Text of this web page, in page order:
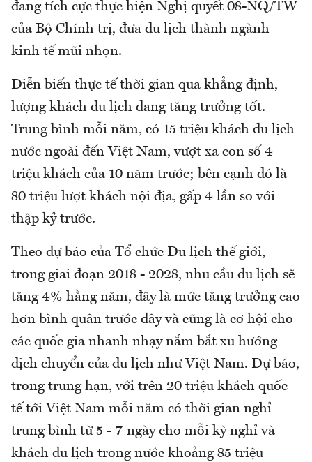
đang tích cực thực hiện Nghị quyết 08-NQ/TW
của Bộ Chính trị, đưa du lịch thành ngành
kinh tế mũi nhọn.
Diễn biến thực tế thời gian qua khẳng định,
lượng khách du lịch đang tăng trưởng tốt.
Trung bình mỗi năm, có 15 triệu khách du lịch
nước ngoài đến Việt Nam, vượt xa con số 4
triệu khách của 10 năm trước; bên cạnh đó là
80 triệu lượt khách nội địa, gấp 4 lần so với
thập kỷ trước.
Theo dự báo của Tổ chức Du lịch thế giới,
trong giai đoạn 2018 - 2028, nhu cầu du lịch sẽ
tăng 4% hằng năm, đây là mức tăng trưởng cao
hơn bình quân trước đây và cũng là cơ hội cho
các quốc gia nhanh nhạy nắm bắt xu hướng
dịch chuyển của du lịch như Việt Nam. Dự báo,
trong trung hạn, với trên 20 triệu khách quốc
tế tới Việt Nam mỗi năm có thời gian nghỉ
trung bình từ 5 - 7 ngày cho mỗi kỳ nghỉ và
khách du lịch trong nước khoảng 85 triệu